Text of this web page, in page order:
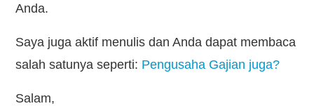
Anda.
Saya juga aktif menulis dan Anda dapat membaca
salah satunya seperti: Pengusaha Gajian juga?
Salam,